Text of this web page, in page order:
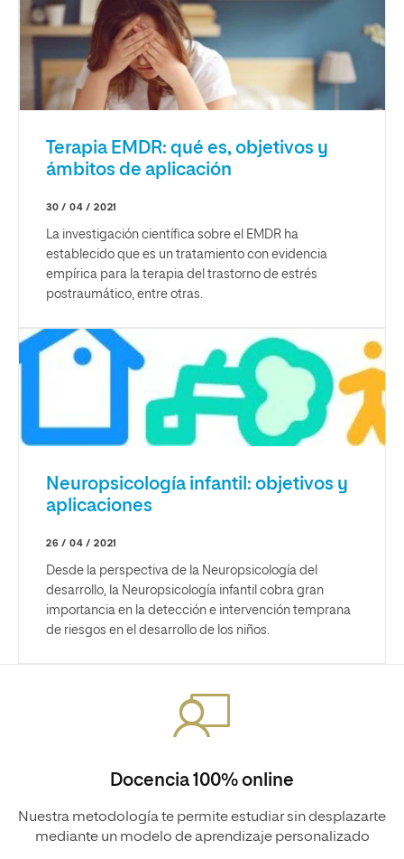
Terapia EMDR: qué es, objetivos y
ámbitos de aplicación
30 / 04 / 2021
La investigación científica sobre el EMDR ha
establecido que es un tratamiento con evidencia
empírica para la terapia del trastorno de estrés
postraumático, entre otras.
Neuropsicología infantil: objetivos y
aplicaciones
26 / 04 / 2021
Desde la perspectiva de la Neuropsicología del
desarrollo, la Neuropsicología infantil cobra gran
importancia en la detección e intervención temprana
de riesgos en el desarrollo de los niños.
Docencia 100% online
Nuestra metodología te permite estudiar sin desplazarte
mediante un modelo de aprendizaje personalizado